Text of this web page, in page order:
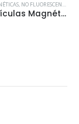
, NO FLUORESCENTES / DE COLOR PARA MÉTODO SECO
1 Gray Partículas Magnéticas No Fluorescentes con Color gris